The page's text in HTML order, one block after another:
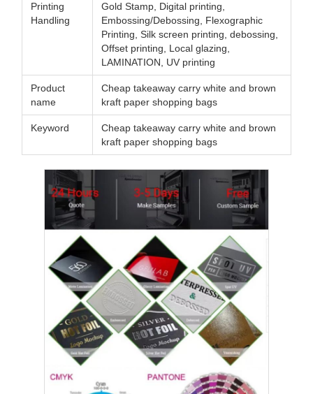
Printing
Handling
Gold Stamp, Digital printing,
Embossing/Debossing, Flexographic
Printing, Silk screen printing, debossing,
Offset printing, Local glazing,
LAMINATION, UV printing
Product
name
Cheap takeaway carry white and brown
kraft paper shopping bags
Keyword
Cheap takeaway carry white and brown
kraft paper shopping bags